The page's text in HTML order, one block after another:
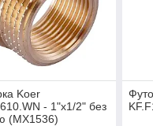
Koer
- 1"x1/2" без
(MX1536)